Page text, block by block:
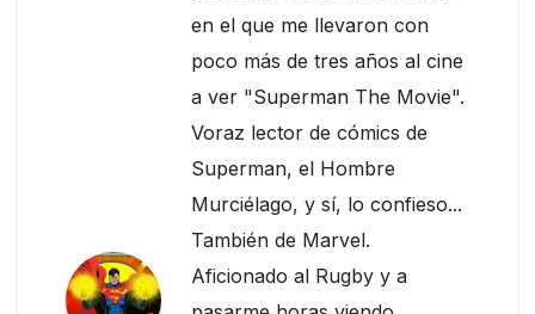
en el que me llevaron con
poco más de tres años al cine
a ver "Superman The Movie".
Voraz lector de cómics de
Superman, el Hombre
Murciélago, y sí, lo confieso...
También de Marvel.
Aficionado al Rugby y a